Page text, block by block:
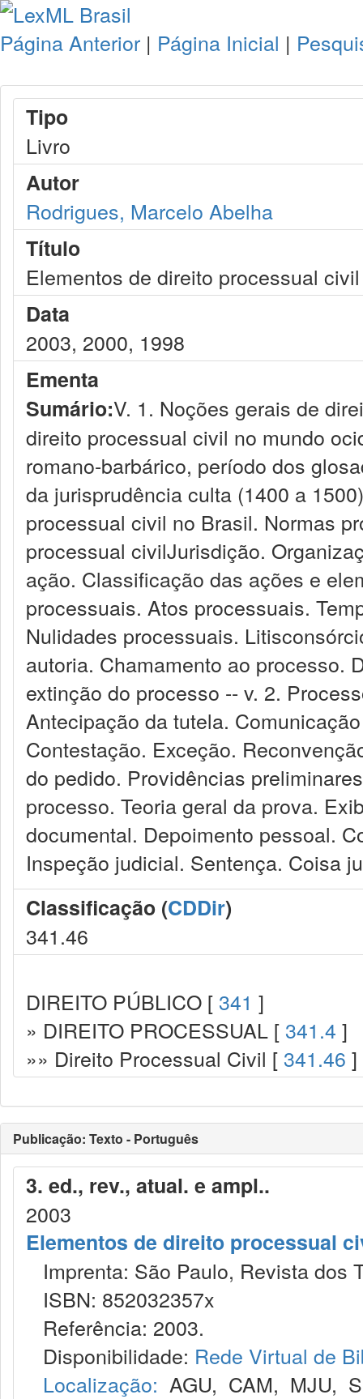
Página Anterior | Página Inicial |
Tipo
Livro
Autor
Rodrigues, Marcelo Abelha
Título
Elementos de direito processual civil
Data
2003, 2000, 1998
Ementa
Sumário:V. 1. Noções gerais de
direito processual civil no mundo
romano-barbárico, período dos
da jurisprudência culta (1400 a
processual civil no Brasil. Normas
processual civilJurisdição.
ação. Classificação das ações e
processuais. Atos processuais.
Nulidades processuais.
autoria. Chamamento ao processo.
extinção do processo -- v. 2.
Antecipação da tutela.
Contestação. Exceção.
do pedido. Providências
processo. Teoria geral da prova.
documental. Depoimento pessoal.
Inspeção judicial. Sentença. Coisa
Classificação (CDDir)
341.46
DIREITO PÚBLICO [ 341 ]
» DIREITO PROCESSUAL [ 341.4 ]
»» Direito Processual Civil [ 341.46 ]
Publicação: Texto - Português
3. ed., rev., atual. e ampl..
2003
Elementos de direito processual
Imprenta: São Paulo, Revista dos
ISBN: 852032357x
Referência: 2003.
Disponibilidade: Rede Virtual de
Localização: AGU, CAM, MJU,